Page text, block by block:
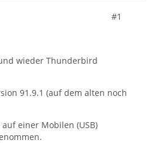
#1
wieder Thunderbird
91.9.1 (auf dem alten noch
einer Mobilen (USB)